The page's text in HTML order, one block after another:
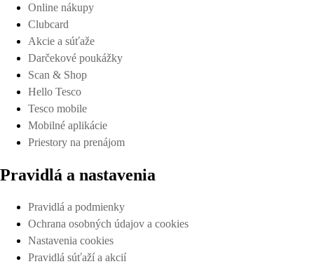
Online nákupy
Clubcard
Akcie a súťaže
Darčekové poukážky
Scan & Shop
Hello Tesco
Tesco mobile
Mobilné aplikácie
Priestory na prenájom
Pravidlá a nastavenia
Pravidlá a podmienky
Ochrana osobných údajov a cookies
Nastavenia cookies
Pravidlá súťaží a akcií